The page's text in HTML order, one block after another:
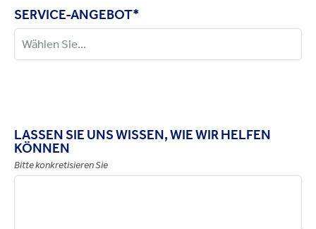
SERVICE-ANGEBOT*
LASSEN SIE UNS WISSEN, WIE WIR HELFEN
KÖNNEN
Bitte konkretisieren Sie